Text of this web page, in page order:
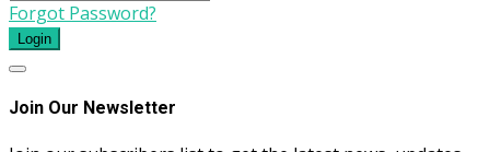
Forgot Password?
Login
Join Our Newsletter